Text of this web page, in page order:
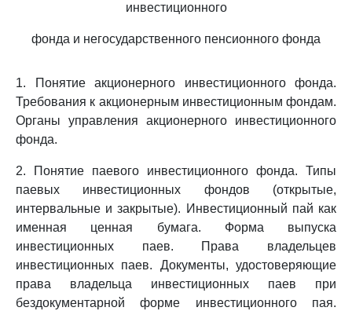
инвестиционного
фонда и негосударственного пенсионного фонда
1. Понятие акционерного инвестиционного фонда.
Требования к акционерным инвестиционным фондам.
Органы управления акционерного инвестиционного
фонда.
2. Понятие паевого инвестиционного фонда. Типы
паевых инвестиционных фондов (открытые,
интервальные и закрытые). Инвестиционный пай как
именная ценная бумага. Форма выпуска
инвестиционных паев. Права владельцев
инвестиционных паев. Документы, удостоверяющие
права владельца инвестиционных паев при
бездокументарной форме инвестиционного пая.